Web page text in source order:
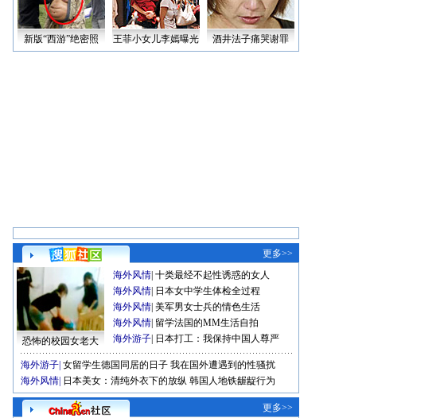
新版“西游”绝密照 王菲小女儿李嫣曝光 酒井法子痛哭谢罪
更多>>
恐怖的校园女老大
海外风情 十类最经不起性诱惑的女人
海外风情 日本女中学生体检全过程
海外风情 美军男女士兵的情色生活
海外风情 留学法国的MM生活自拍
海外游子 日本打工：我保持中国人尊严
海外游子 女留学生德国同居的日子 我在国外遭遇到的性骚扰
海外风情 日本美女：清纯外衣下的放纵 韩国人地铁龌龊行为
更多>>